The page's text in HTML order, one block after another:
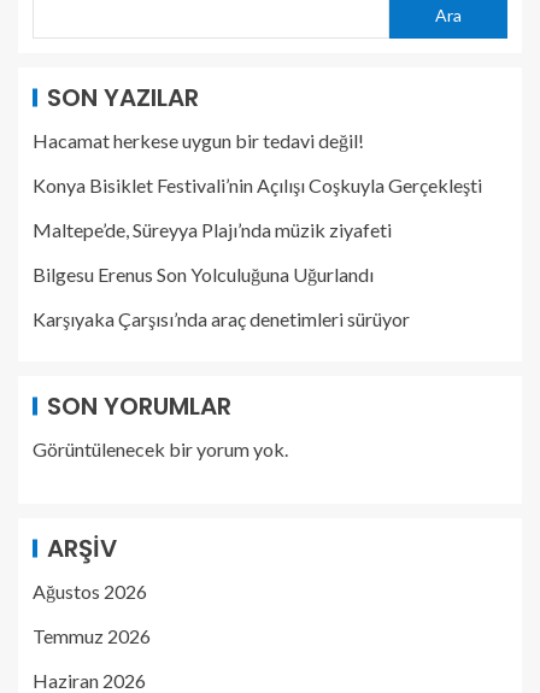
Ara
SON YAZILAR
Hacamat herkese uygun bir tedavi değil!
Konya Bisiklet Festivali’nin Açılışı Coşkuyla Gerçekleşti
Maltepe’de, Süreyya Plajı’nda müzik ziyafeti
Bilgesu Erenus Son Yolculuğuna Uğurlandı
Karşıyaka Çarşısı’nda araç denetimleri sürüyor
SON YORUMLAR
Görüntülenecek bir yorum yok.
ARŞIV
Ağustos 2026
Temmuz 2026
Haziran 2026